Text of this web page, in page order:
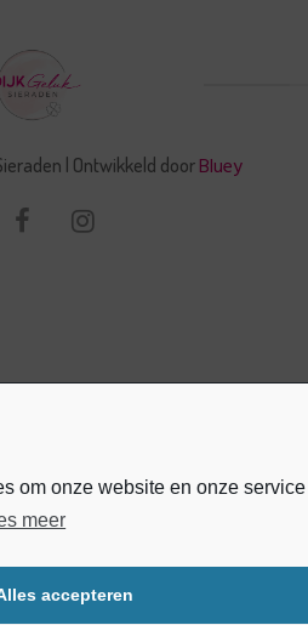
om onze website en onze service
meer
accepteren
| Ontwikkeld door Bluey